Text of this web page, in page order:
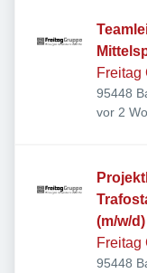
Freitag
95448
vor 2
(m/w/d)
Freitag
95448